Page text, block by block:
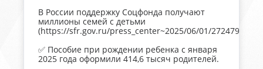
В России поддержку Соцфонда получают
миллионы семей с детьми
(https://sfr.gov.ru/press_center~2025/06/01/272479).
✅ Пособие при рождении ребенка с января
2025 года оформили 414,6 тысяч родителей.